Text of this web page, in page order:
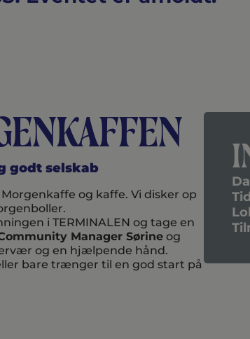
godt selskab
og kaffe. Vi disker op
i TERMINALEN og tage en
Manager Sørine og
og en hjælpende hånd.
bare trænger til en god start på